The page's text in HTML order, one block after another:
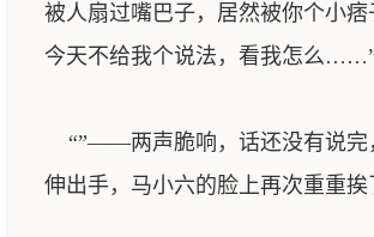
被人扇过嘴巴子，居然被你个小
今天不给我个说法，看我怎么
“”——两声脆响，话还没有说完
伸出手，马小六的脸上再次重重挨